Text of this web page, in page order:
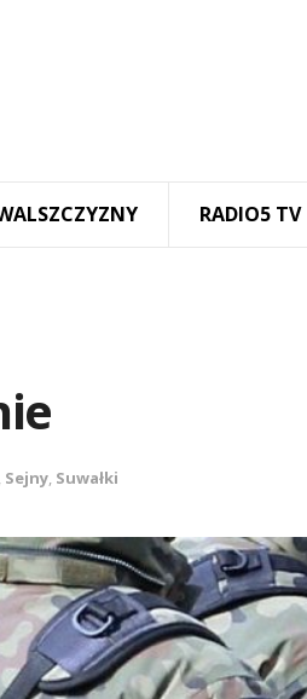
RADIO5 TV
, Sejny, Suwałki